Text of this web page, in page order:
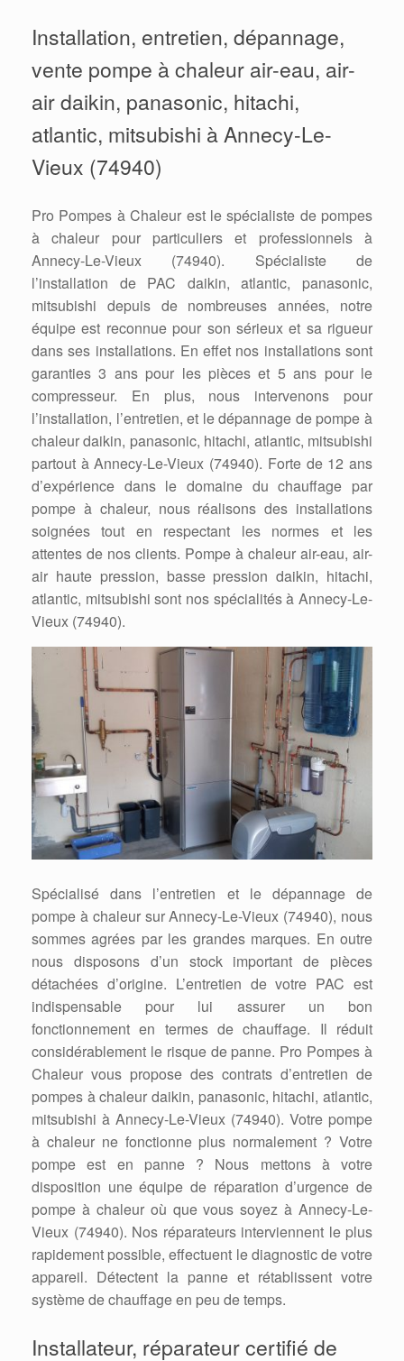
Installation, entretien, dépannage,
vente pompe à chaleur air-eau, air-
air daikin, panasonic, hitachi,
atlantic, mitsubishi à Annecy-Le-
Vieux (74940)
Pro Pompes à Chaleur est le spécialiste de pompes
à chaleur pour particuliers et professionnels à
Annecy-Le-Vieux (74940). Spécialiste de
l’installation de PAC daikin, atlantic, panasonic,
mitsubishi depuis de nombreuses années, notre
équipe est reconnue pour son sérieux et sa rigueur
dans ses installations. En effet nos installations sont
garanties 3 ans pour les pièces et 5 ans pour le
compresseur. En plus, nous intervenons pour
l’installation, l’entretien, et le dépannage de pompe à
chaleur daikin, panasonic, hitachi, atlantic, mitsubishi
partout à Annecy-Le-Vieux (74940). Forte de 12 ans
d’expérience dans le domaine du chauffage par
pompe à chaleur, nous réalisons des installations
soignées tout en respectant les normes et les
attentes de nos clients. Pompe à chaleur air-eau, air-
air haute pression, basse pression daikin, hitachi,
atlantic, mitsubishi sont nos spécialités à Annecy-Le-
Vieux (74940).
Spécialisé dans l’entretien et le dépannage de
pompe à chaleur sur Annecy-Le-Vieux (74940), nous
sommes agrées par les grandes marques. En outre
nous disposons d’un stock important de pièces
détachées d’origine. L’entretien de votre PAC est
indispensable pour lui assurer un bon
fonctionnement en termes de chauffage. Il réduit
considérablement le risque de panne. Pro Pompes à
Chaleur vous propose des contrats d’entretien de
pompes à chaleur daikin, panasonic, hitachi, atlantic,
mitsubishi à Annecy-Le-Vieux (74940). Votre pompe
à chaleur ne fonctionne plus normalement ? Votre
pompe est en panne ? Nous mettons à votre
disposition une équipe de réparation d’urgence de
pompe à chaleur où que vous soyez à Annecy-Le-
Vieux (74940). Nos réparateurs interviennent le plus
rapidement possible, effectuent le diagnostic de votre
appareil. Détectent la panne et rétablissent votre
système de chauffage en peu de temps.
Installateur, réparateur certifié de